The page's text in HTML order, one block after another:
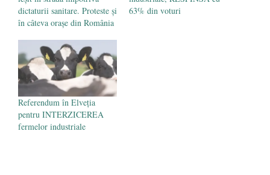
dictaturii sanitare. Proteste și
în câteva orașe din România
63% din voturi
Referendum în Elveția
pentru INTERZICEREA
fermelor industriale